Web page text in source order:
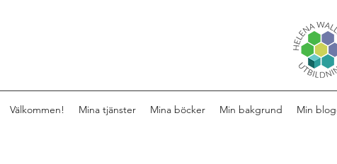
Välkommen! Mina tjänster Mina böcker Min bakgrund Min